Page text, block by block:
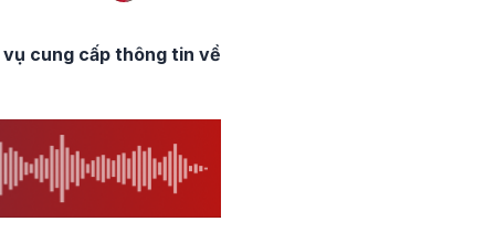
vụ cung cấp thông tin về